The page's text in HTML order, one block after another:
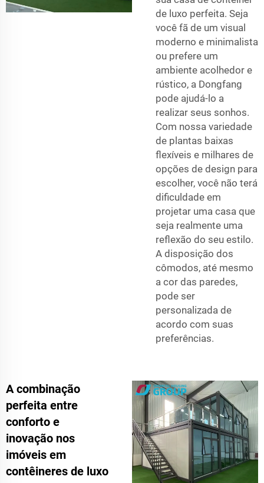
de luxo perfeita. Seja
você fã de um visual
moderno e minimalista
ou prefere um
ambiente acolhedor e
rústico, a Dongfang
pode ajudá-lo a
realizar seus sonhos.
Com nossa variedade
de plantas baixas
flexíveis e milhares de
opções de design para
escolher, você não terá
dificuldade em
projetar uma casa que
seja realmente uma
reflexão do seu estilo.
A disposição dos
cômodos, até mesmo
a cor das paredes,
pode ser
personalizada de
acordo com suas
preferências.
A combinação
perfeita entre
conforto e
inovação nos
imóveis em
contêineres de luxo